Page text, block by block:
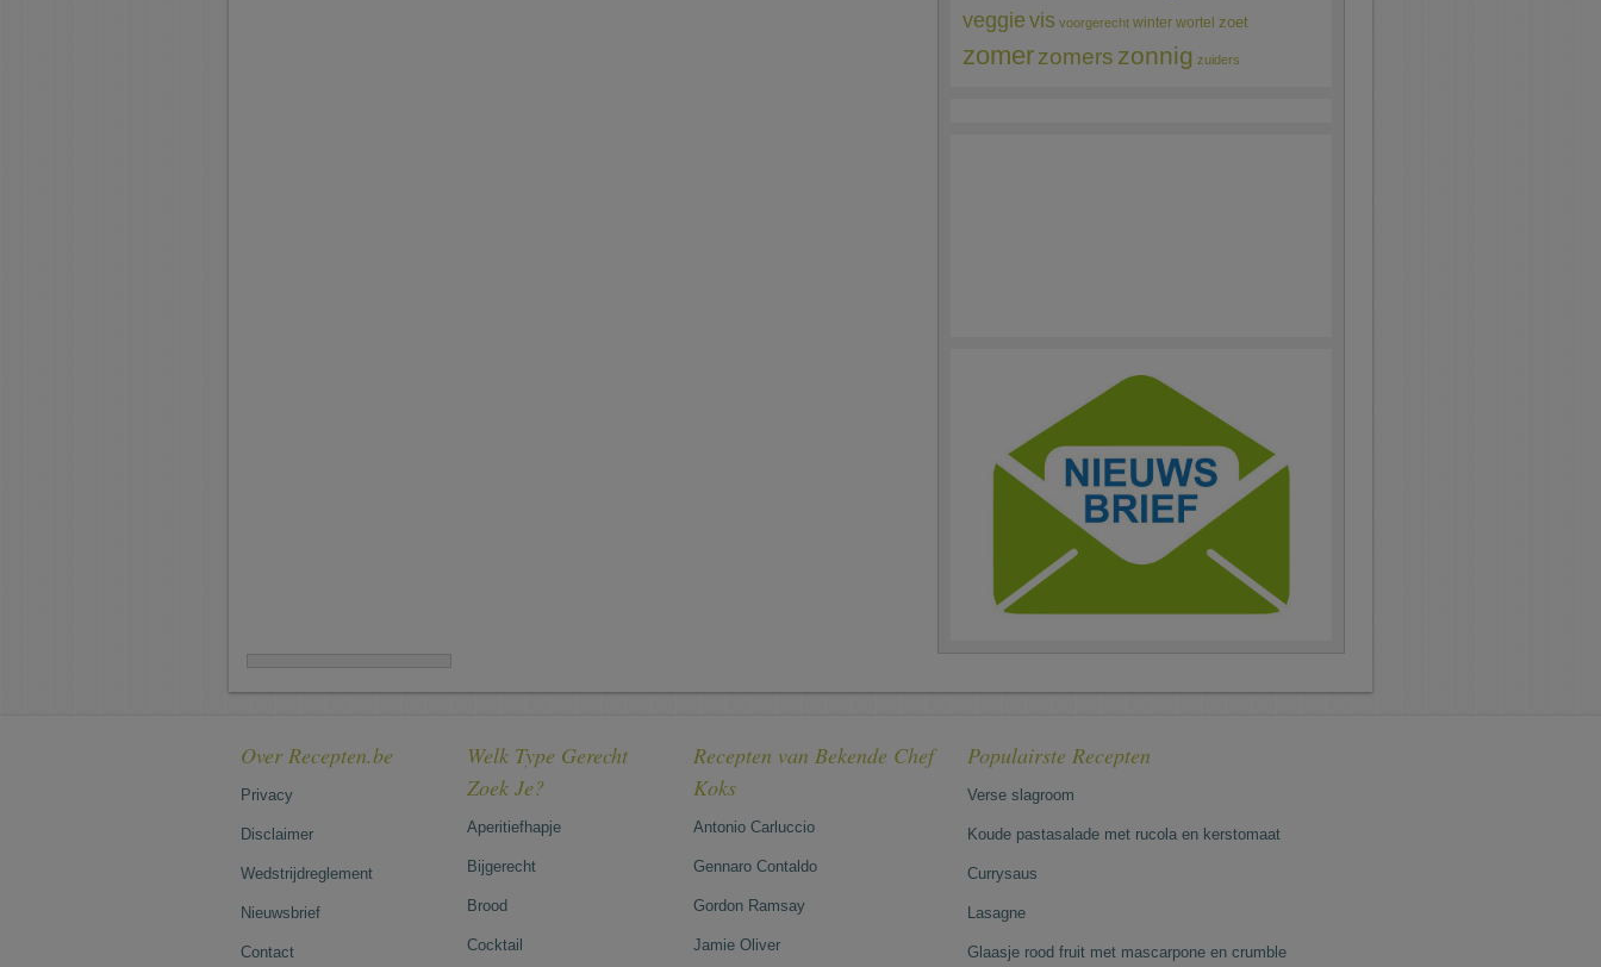
veggie vis voorgerecht winter wortel zoet
zomerzomers zonnig zuiders
Over Recepten.be
Privacy
Disclaimer
Wedstrijdreglement
Nieuwsbrief
Contact
Welk Type Gerecht
Zoek Je?
Aperitiefhapje
Bijgerecht
Brood
Cocktail
Recepten van Bekende Chef
Koks
Antonio Carluccio
Gennaro Contaldo
Gordon Ramsay
Jamie Oliver
Populairste Recepten
Verse slagroom
Koude pastasalade met rucola en kerstomaat
Currysaus
Lasagne
Glaasje rood fruit met mascarpone en crumble